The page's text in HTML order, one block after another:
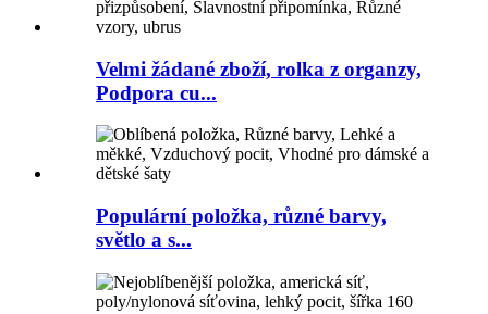
Velmi žádané zboží, rolka z organzy,
Podpora cu...
Populární položka, různé barvy,
světlo a s...